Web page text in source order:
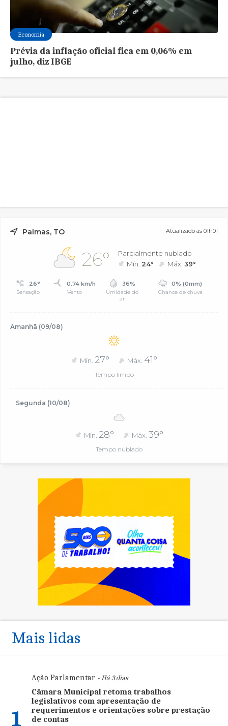
Economia
Prévia da inflação oficial fica em 0,06% em
julho, diz IBGE
Palmas, TO Atualizado às 01h01
26°
Parcialmente nublado
Mín. 24° Máx.39°
26°
Sensação
0.74 km/h
Vento
36%
Umidade do
ar
0% (0mm)
Chance de chuva
Amanhã (09/08)
Mín. 27° Máx. 41°
Tempo limpo
Segunda (10/08)
Mín. 28° Máx. 39°
Tempo nublado
Mais lidas
1
Ação Parlamentar - Há 3 dias
Câmara Municipal retoma trabalhos
legislativos com apresentação de
requerimentos e orientações sobre prestação
de contas